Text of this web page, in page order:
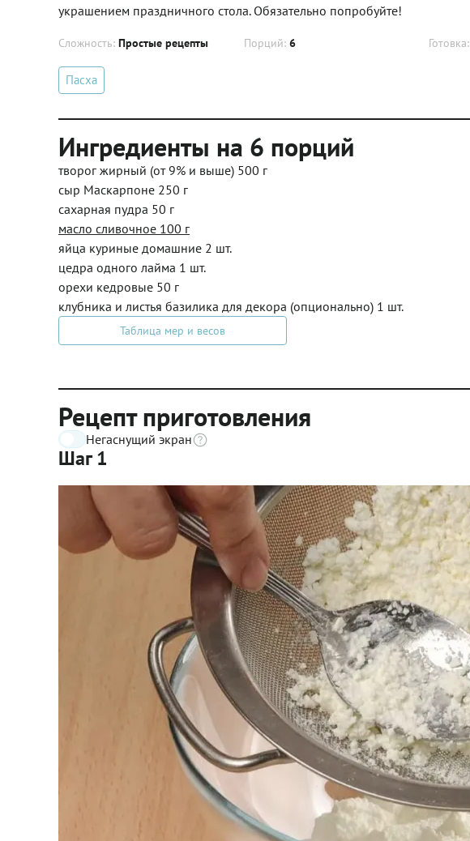
украшением праздничного стола. Обязательно попробуйте!
Сложность: Простые рецепты Порций: 6 Готовка:
Пасха
Ингредиенты на 6 порций
творог жирный (от 9% и выше) 500 г
сыр Маскарпоне 250 г
сахарная пудра 50 г
масло сливочное 100 г
яйца куриные домашние 2 шт.
цедра одного лайма 1 шт.
орехи кедровые 50 г
клубника и листья базилика для декора (опционально) 1 шт.
Таблица мер и весов
Рецепт приготовления
Негаснущий экран
Шаг 1